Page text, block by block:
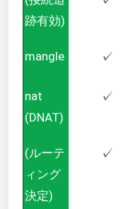
跡有効)
mangle ✓
nat
(DNAT)
✓
(ルーテ
ィング
決定)
✓